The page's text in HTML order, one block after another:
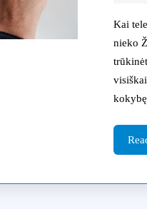
Kai televizorius rodo keistus dalykus arba nerodo
nieko